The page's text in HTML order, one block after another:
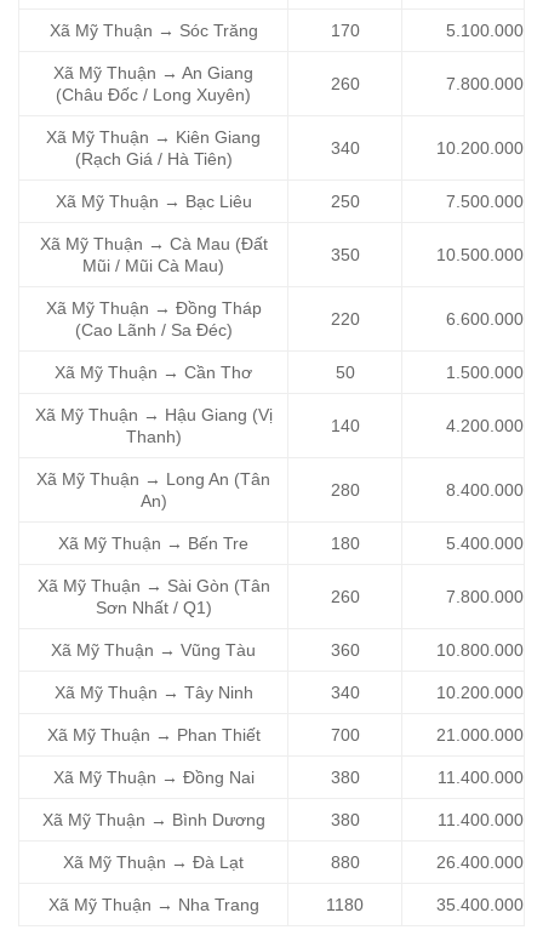
Xã Mỹ Thuận → Sóc Trăng 170 5.100.000
Xã Mỹ Thuận → An Giang
(Châu Đốc / Long Xuyên)
260 7.800.000
Xã Mỹ Thuận → Kiên Giang
(Rạch Giá / Hà Tiên)
340 10.200.000
Xã Mỹ Thuận → Bạc Liêu 250 7.500.000
Xã Mỹ Thuận → Cà Mau (Đất
Mũi / Mũi Cà Mau)
350 10.500.000
Xã Mỹ Thuận → Đồng Tháp
(Cao Lãnh / Sa Đéc)
220 6.600.000
Xã Mỹ Thuận → Cần Thơ 50 1.500.000
Xã Mỹ Thuận → Hậu Giang (Vị
Thanh)
140 4.200.000
Xã Mỹ Thuận → Long An (Tân
An)
280 8.400.000
Xã Mỹ Thuận → Bến Tre 180 5.400.000
Xã Mỹ Thuận → Sài Gòn (Tân
Sơn Nhất / Q1)
260 7.800.000
Xã Mỹ Thuận → Vũng Tàu 360 10.800.000
Xã Mỹ Thuận → Tây Ninh 340 10.200.000
Xã Mỹ Thuận → Phan Thiết 700 21.000.000
Xã Mỹ Thuận → Đồng Nai 380 11.400.000
Xã Mỹ Thuận → Bình Dương 380 11.400.000
Xã Mỹ Thuận → Đà Lạt 880 26.400.000
Xã Mỹ Thuận → Nha Trang 1180 35.400.000